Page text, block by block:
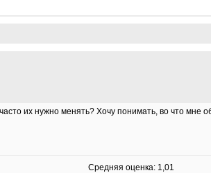
их нужно менять? Хочу понимать, во что мне
Средняя оценка: 1,01